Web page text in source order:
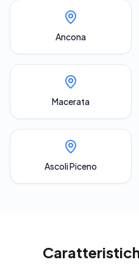
Ancona
Macerata
Ascoli Piceno